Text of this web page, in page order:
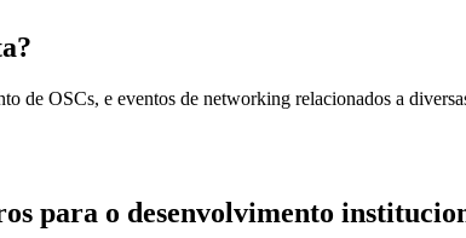
de OSCs, e eventos de networking relacionados a
para o desenvolvimento